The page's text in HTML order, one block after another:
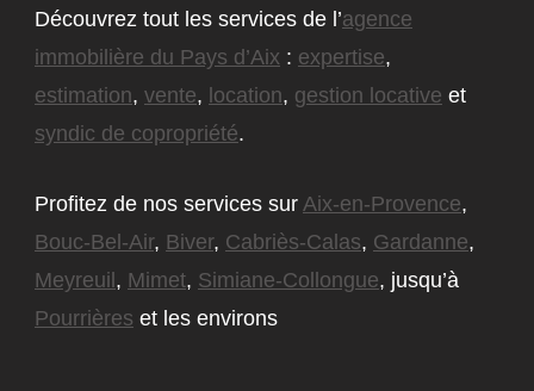
Découvrez tout les services de l’agence
immobilière du Pays d’Aix : expertise,
estimation, vente, location, gestion locative et
syndic de copropriété.
Profitez de nos services sur Aix-en-Provence,
Bouc-Bel-Air, Biver, Cabriès-Calas, Gardanne,
Meyreuil, Mimet, Simiane-Collongue, jusqu’à
Pourrières et les environs